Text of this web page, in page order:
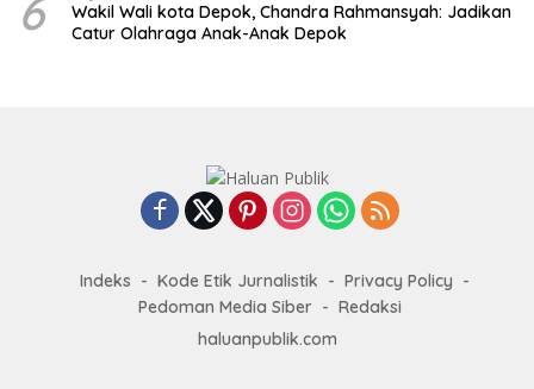
6
Wakil Wali kota Depok, Chandra Rahmansyah: Jadikan
Catur Olahraga Anak-Anak Depok
Indeks Kode Etik Jurnalistik
Privacy Policy
Pedoman Media Siber
Redaksi
haluanpublik.com